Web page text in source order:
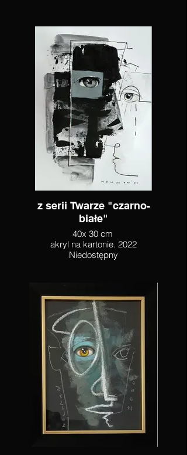
z serii Twarze "czarno-
białe"
40x 30 cm
akryl na kartonie. 2022
Niedostępny